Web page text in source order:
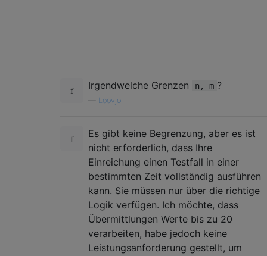
Irgendwelche Grenzen n, m ?
Loovjo
Es gibt keine Begrenzung, aber es ist
nicht erforderlich, dass Ihre
Einreichung einen Testfall in einer
bestimmten Zeit vollständig ausführen
kann. Sie müssen nur über die richtige
Logik verfügen. Ich möchte, dass
Übermittlungen Werte bis zu 20
verarbeiten, habe jedoch keine
Leistungsanforderung gestellt, um